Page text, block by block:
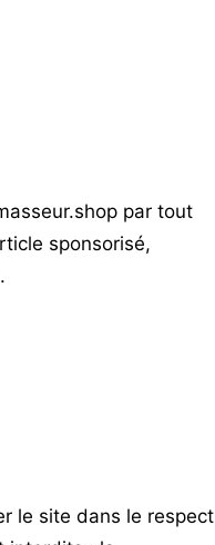
par tout
sponsorisé,
le site dans le respect